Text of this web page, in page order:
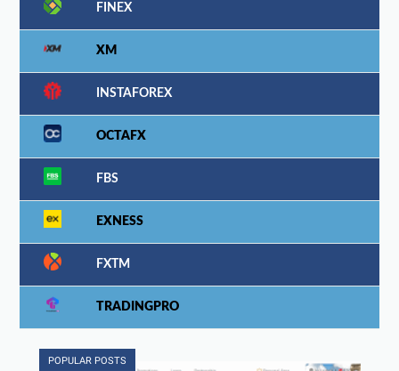
FINEX
XM
INSTAFOREX
OCTAFX
FBS
EXNESS
FXTM
TRADINGPRO
POPULAR POSTS